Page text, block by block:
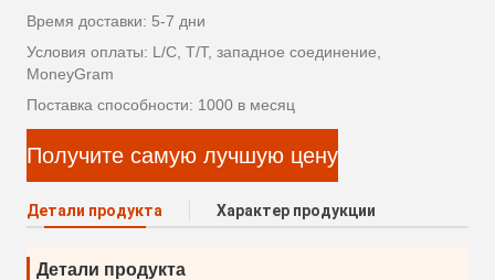
Время доставки: 5-7 дни
Условия оплаты: L/C, T/T, западное соединение,
MoneyGram
Поставка способности: 1000 в месяц
Получите самую лучшую цену
Детали продукта Характер продукции
Детали продукта